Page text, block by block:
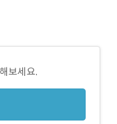
보세요.